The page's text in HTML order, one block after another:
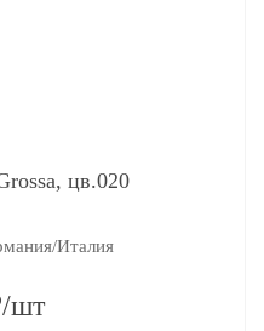
цв.020
Италия
шт